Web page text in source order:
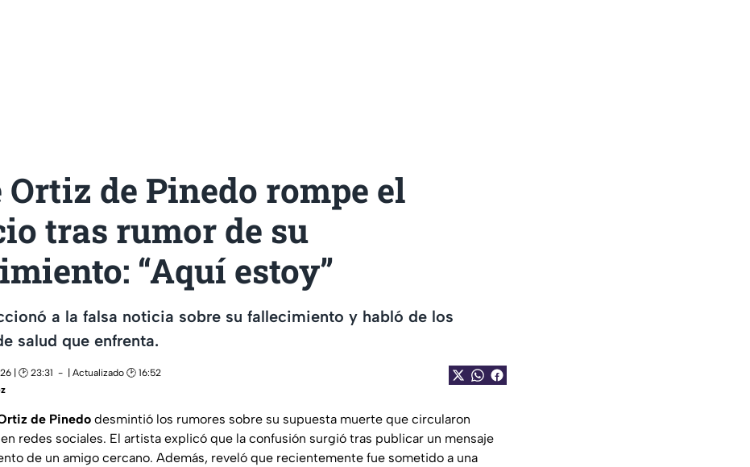
de Pinedo rompe el
tras rumor de su
“Aquí estoy”
a la falsa noticia sobre su fallecimiento y habló de los
salud que enfrenta.
| 🕑 23:31
| Actualizado 🕑 16:52
de Pinedo desmintió los rumores sobre su supuesta muerte que circularon
redes sociales. El artista explicó que la confusión surgió tras publicar un mensaje
de un amigo cercano. Además, reveló que recientemente fue sometido a una